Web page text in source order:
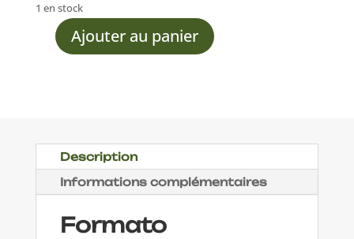
1 en stock
quantitéAjouter au panier
Description
Informations complémentaires
Formato